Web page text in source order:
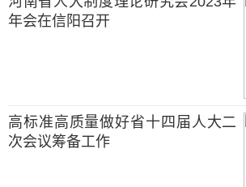
年会在信阳召开
高标准高质量做好省十四届人大二
次会议筹备工作